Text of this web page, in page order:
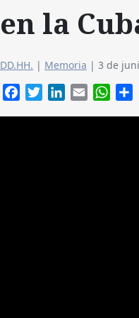
en la
DD.HH. | Memoria | 3 de
FacebookTwitterLinkedIn
Email